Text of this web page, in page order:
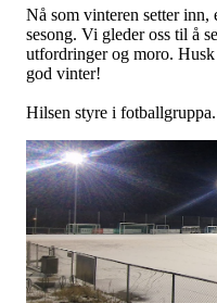
Nå som vinteren setter inn,
sesong. Vi gleder oss til å
utfordringer og moro.
god vinter!
Hilsen styre i fotballgruppa.